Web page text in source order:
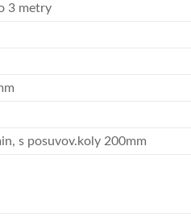
3 metry
s posuvov.koly 200mm